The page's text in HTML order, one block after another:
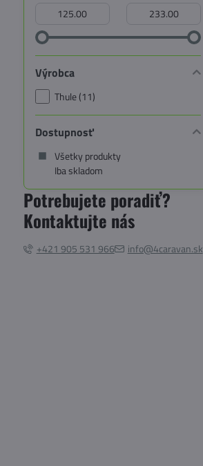
Výrobca
Thule (11)
Dostupnosť
Všetky produkty
Iba skladom
Potrebujete poradiť?
Kontaktujte nás
+421 905 531 966 info@4caravan.sk